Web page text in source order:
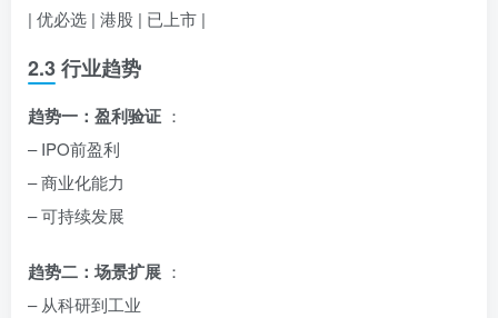
| 优必选 | 港股 | 已上市 |
2.3 行业趋势
趋势一：盈利验证 ：
– IPO前盈利
– 商业化能力
– 可持续发展
趋势二：场景扩展 ：
– 从科研到工业